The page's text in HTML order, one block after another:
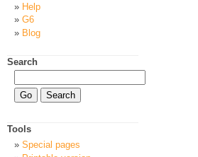
Help
G6
Blog
Search
Tools
Special pages